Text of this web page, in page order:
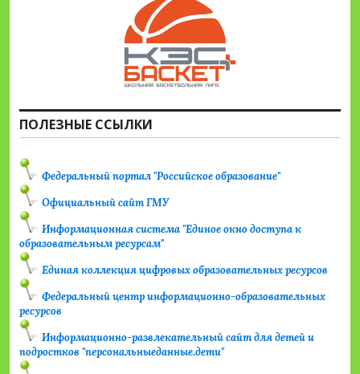
ПОЛЕЗНЫЕ ССЫЛКИ
Федеральный портал "Российское образование"
Официальный сайт ГМУ
Информационная система "Единое окно доступа к
образовательным ресурсам"
Единая коллекция цифровых образовательных ресурсов
Федеральный центр информационно-образовательных
ресурсов
Информационно-развлекательный сайт для детей и
подростков "персональныеданные.дети"